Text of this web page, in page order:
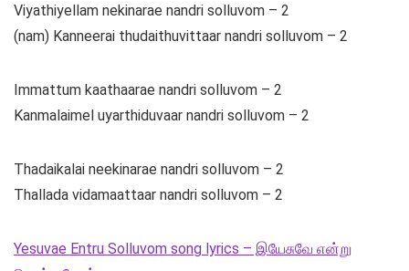
Viyathiyellam nekinarae nandri solluvom – 2
(nam) Kanneerai thudaithuvittaar nandri solluvom – 2
Immattum kaathaarae nandri solluvom – 2
Kanmalaimel uyarthiduvaar nandri solluvom – 2
Thadaikalai neekinarae nandri solluvom – 2
Thallada vidamaattaar nandri solluvom – 2
Yesuvae Entru Solluvom song lyrics – இயேசுவே என்று